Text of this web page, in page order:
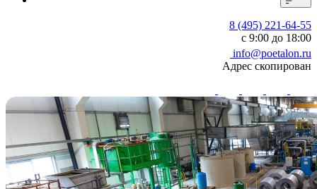
8 (495) 221-64-55
с 9:00 до 18:00
info@poetalon.ru
Адрес скопирован